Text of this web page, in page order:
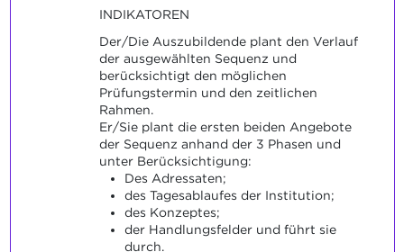
INDIKATOREN
Der/Die Auszubildende plant den Verlauf
der ausgewählten Sequenz und
berücksichtigt den möglichen
Prüfungstermin und den zeitlichen
Rahmen.
Er/Sie plant die ersten beiden Angebote
der Sequenz anhand der 3 Phasen und
unter Berücksichtigung:
Des Adressaten;
des Tagesablaufes der Institution;
des Konzeptes;
der Handlungsfelder und führt sie
durch.